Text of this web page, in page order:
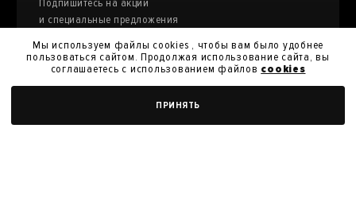
ДОБАВИТЬ В КОРЗИНУ
Подпишитесь на акции
и специальные предложения
и их передачу для получения кэшбэк.
Я согласен сполитикой конфиденциальности
Мы используем файлы cookies , чтобы вам было удобнее
пользоваться сайтом. Продолжая использование сайта, вы
соглашаетесь с использованием файлов cookies
ПРИНЯТЬ